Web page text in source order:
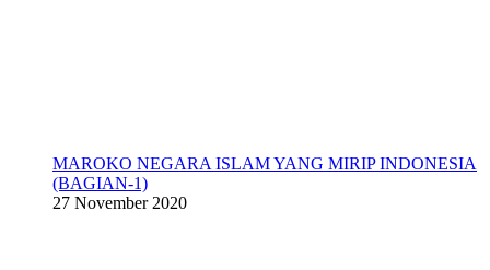
MAROKO NEGARA ISLAM YANG MIRIP INDONESIA
(BAGIAN-1)
27 November 2020